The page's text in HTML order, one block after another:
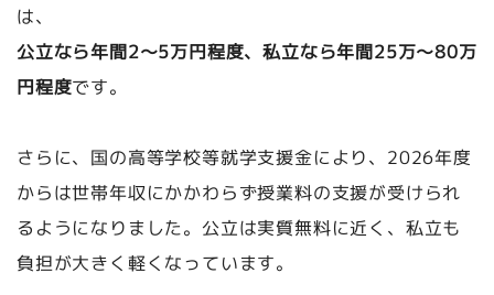
は、
公立なら年間2〜5万円程度、私立なら年間25万〜80万
円程度です。
さらに、国の高等学校等就学支援金により、2026年度
からは世帯年収にかかわらず授業料の支援が受けられ
るようになりました。公立は実質無料に近く、私立も
負担が大きく軽くなっています。